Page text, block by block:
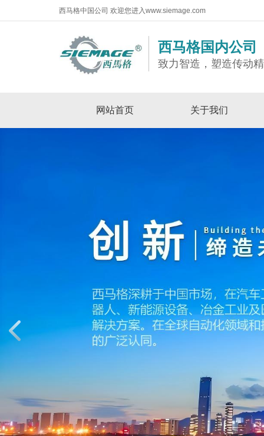
西马格中国公司 欢迎您进入www.siemage.com
西马格国内公司
致力智造，塑造传动
网站首页 关于我们